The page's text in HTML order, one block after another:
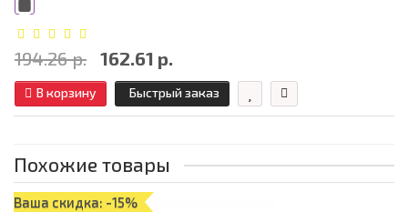
194.26 р. 162.61 р.
В корзину Быстрый заказ
Похожие товары
Ваша скидка: -15%